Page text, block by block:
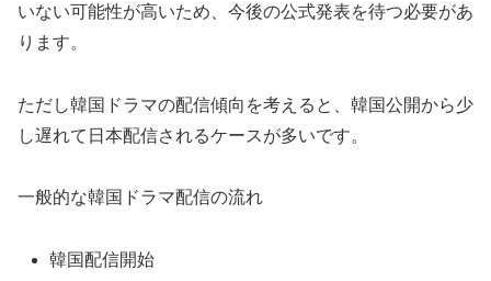
いない可能性が高いため、今後の公式発表を待つ必要があ
ります。
ただし韓国ドラマの配信傾向を考えると、韓国公開から少
し遅れて日本配信されるケースが多いです。
一般的な韓国ドラマ配信の流れ
韓国配信開始